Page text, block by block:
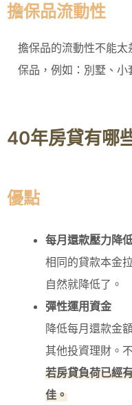
擔保品流動性
擔保品的流動性不能
保品，例如：別墅、小
40年房貸有哪
優點
每月還款壓力降
相同的貸款本金
自然就降低了。
彈性運用資金
降低每月還款金
其他投資理財。
若房貸負荷已經
佳。